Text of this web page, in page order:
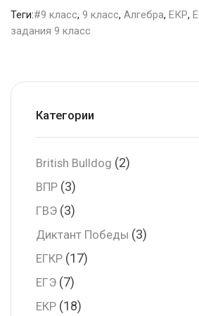
Теги:#9 класс, 9 класс, Алгебра, ЕКР,
задания 9 класс
Категории
British Bulldog (2)
ВПР (3)
ГВЭ (3)
Диктант Победы (3)
ЕГКР (17)
ЕГЭ (7)
ЕКР (18)